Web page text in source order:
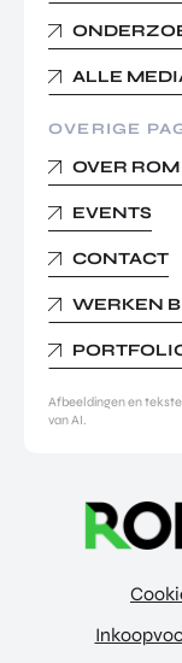
ALLE
OVERIGE
OVER
EVENTS
CONTACT
WERKEN
Afbeeldingen en
van AI.